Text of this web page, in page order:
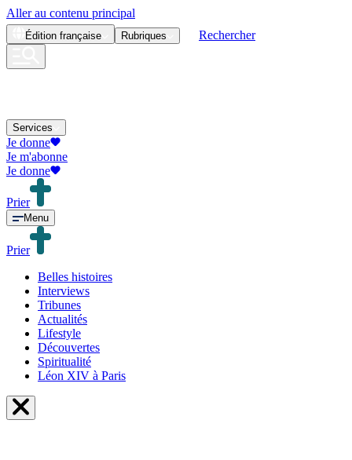
Aller au contenu principal
Édition française Rubriques Rechercher
Services
Je donne
Je m'abonne
Je donne
Prier
Menu
Prier
Belles histoires
Interviews
Tribunes
Actualités
Lifestyle
Découvertes
Spiritualité
Léon XIV à Paris